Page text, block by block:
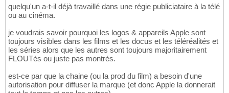
quelqu'un a-t-il déjà travaillé dans une régie publiciataire à la télé
ou au cinéma.
je voudrais savoir pourquoi les logos & appareils Apple sont
toujours visibles dans les films et les docus et les téléréalités et
les séries alors que les autres sont toujours majoritairement
FLOUTés ou juste pas montrés.
est-ce par que la chaine (ou la prod du film) a besoin d'une
autorisation pour diffuser la marque (et donc Apple la donnerait